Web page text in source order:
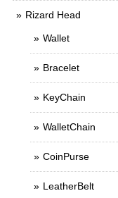
Rizard Head
Wallet
Bracelet
KeyChain
WalletChain
CoinPurse
LeatherBelt